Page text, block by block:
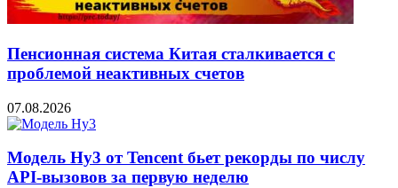
Пенсионная система Китая сталкивается с
проблемой неактивных счетов
07.08.2026
Модель Hy3 от Tencent бьет рекорды по числу
API-вызовов за первую неделю